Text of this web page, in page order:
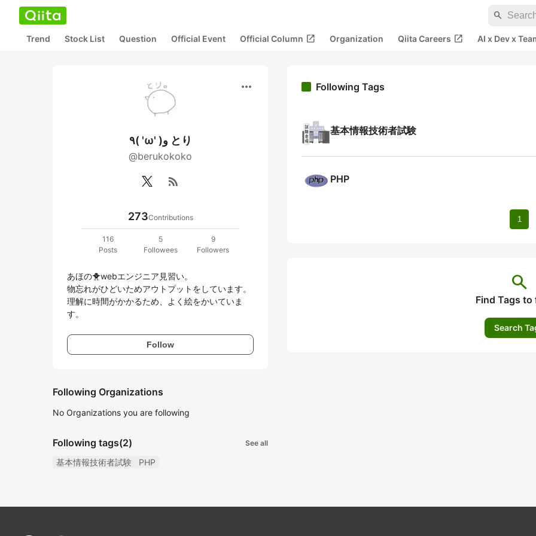
search
Trend Stock List Question Official Event Official Column open_in_new Organization Qiita Careers open_in_new AI x Dev x
more_horiz
٩( 'ω' )و とり
@berukokoko
rss_feed
273Contributions
116
Posts
5
Followees
9
Followers
あほの🐥webエンジニア見習い。
物忘れがひどいためアウトプットをしています。
理解に時間がかかるため、よく絵をかいていま
す。
Follow
Following Organizations
No Organizations you are following
Following tags(2) See all
基本情報技術者試験 PHP
Following Tags
基本情報技術者試験
PHP
1
search
Find Tags
Search